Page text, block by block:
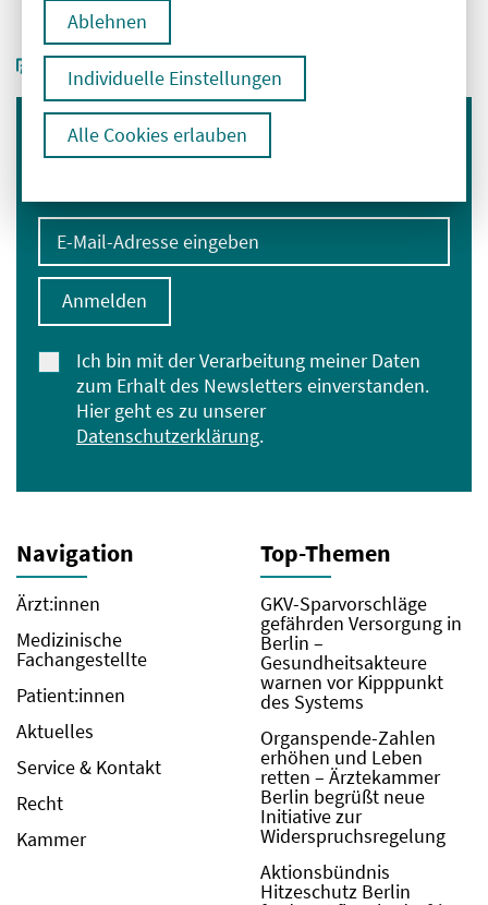
Ablehnen
Individuelle Einstellungen
Alle Cookies erlauben
Immer informiert bleiben
E-Mail-Adresse eingeben
Ich bin mit der Verarbeitung meiner Daten
zum Erhalt des Newsletters einverstanden.
Hier geht es zu unserer
Datenschutzerklärung.
Anmelden
Navigation
Ärzt:innen
Medizinische
Fachangestellte
Patient:innen
Aktuelles
Service & Kontakt
Recht
Kammer
Top-Themen
GKV-Sparvorschläge
gefährden Versorgung in
Berlin –
Gesundheitsakteure
warnen vor Kipppunkt
des Systems
Organspende-Zahlen
erhöhen und Leben
retten – Ärztekammer
Berlin begrüßt neue
Initiative zur
Widerspruchsregelung
Aktionsbündnis
Hitzeschutz Berlin